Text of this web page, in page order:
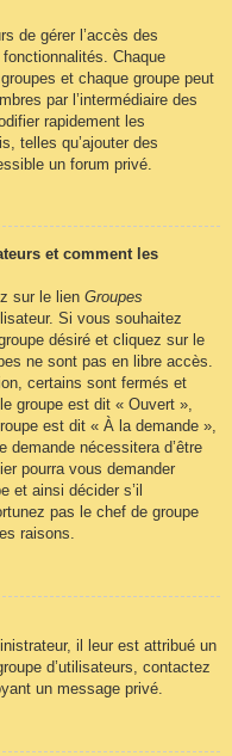
de gérer l’accès des
Chaque
et chaque groupe peut
par l’intermédiaire des
rapidement les
telles qu’ajouter des
un forum privé.
et comment les
sur le lien Groupes
Si vous souhaitez
désiré et cliquez sur le
ne sont pas en libre accès.
certains sont fermés et
groupe est dit « Ouvert »,
est dit « À la demande »,
demande nécessitera d’être
pourra vous demander
et ainsi décider s’il
pas le chef de groupe
raisons.
il leur est attribué un
d’utilisateurs, contactez
un message privé.